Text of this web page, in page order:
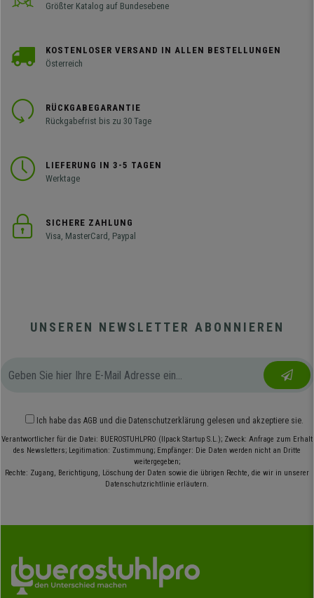
Größter Katalog auf Bundesebene
KOSTENLOSER VERSAND IN ALLEN BESTELLUNGEN
Österreich
RÜCKGABEGARANTIE
Rückgabefrist bis zu 30 Tage
LIEFERUNG IN 3-5 TAGEN
Werktage
SICHERE ZAHLUNG
Visa, MasterCard, Paypal
UNSEREN NEWSLETTER ABONNIEREN
Ich habe das AGB und die Datenschutzerklärung gelesen und akzeptiere sie.
Verantwortlicher für die Datei: BUEROSTUHLPRO (Ilpack Startup S.L.); Zweck: Anfrage zum Erhalt
des Newsletters; Legitimation: Zustimmung; Empfänger: Die Daten werden nicht an Dritte
weitergegeben;
Rechte: Zugang, Berichtigung, Löschung der Daten sowie die übrigen Rechte, die wir in unserer
Datenschutzrichtlinie erläutern.